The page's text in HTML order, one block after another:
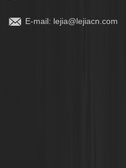
E-mail: lejia@lejiacn.com